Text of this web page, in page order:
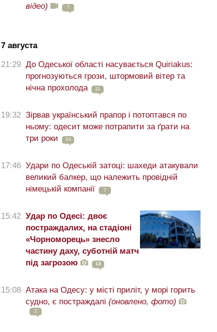
відео)
7
7 августа
21:29 До Одеської області насувається Quiriakus:
прогнозуються грози, штормовий вітер та
нічна прохолода
11
19:32 Зірвав український прапор і потоптався по
ньому: одесит може потрапити за ґрати на
три роки
24
17:46 Удари по Одеській затоці: шахеди атакували
великий балкер, що належить провідній
німецькій компанії
7
15:42 Удар по Одесі: двоє
постраждалих, на стадіоні
«Чорноморець» знесло
частину даху, суботній матч
під загрозою
13
15:08 Атака на Одесу: у місті приліт, у морі горить
судно, є постраждалі (оновлено, фото)
2